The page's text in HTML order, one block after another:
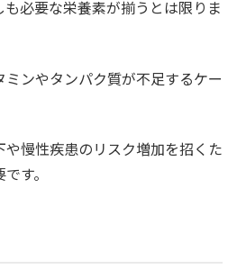
必要な栄養素が揃うとは限りま
ンやタンパク質が不足するケー
慢性疾患のリスク増加を招くた
す。